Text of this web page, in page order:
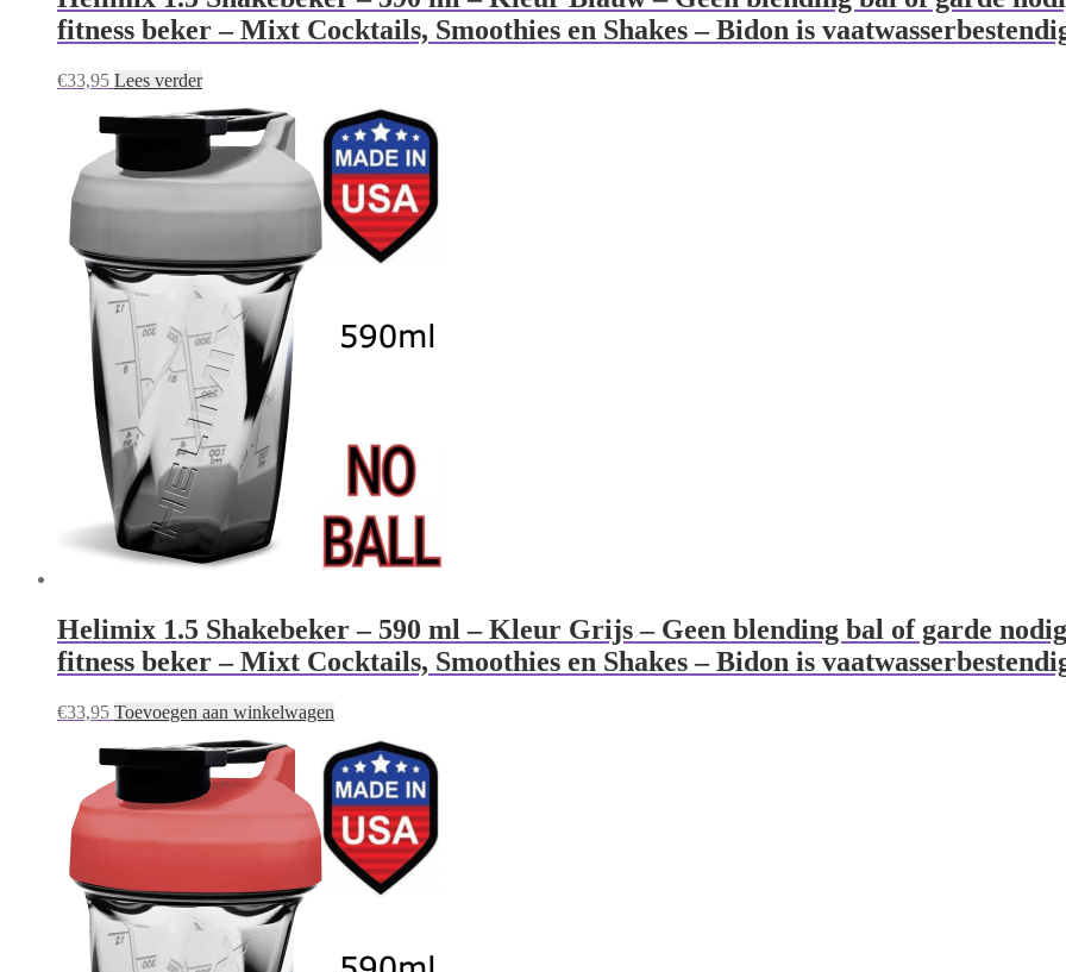
fitness beker – Mixt Cocktails, Smoothies en Shakes – Bidon is
€33,95 Lees verder
Helimix 1.5 Shakebeker – 590 ml – Kleur Grijs – Geen blending bal of garde
fitness beker – Mixt Cocktails, Smoothies en Shakes – Bidon is
€33,95 Toevoegen aan winkelwagen